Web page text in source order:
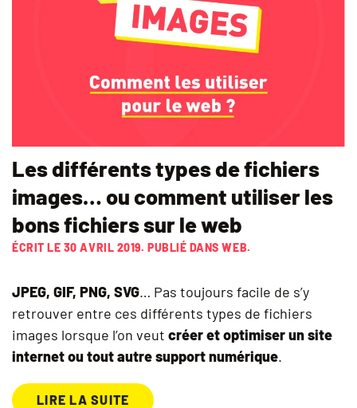
Les différents types de fichiers
images… ou comment utiliser les
bons fichiers sur le web
ÉCRIT LE 30 AVRIL 2019. PUBLIÉ DANSWEB.
JPEG, GIF, PNG, SVG… Pas toujours facile de s’y
retrouver entre ces différents types de fichiers
images lorsque l’on veut créer et optimiser un site
internet ou tout autre support numérique.
LIRE LA SUITE